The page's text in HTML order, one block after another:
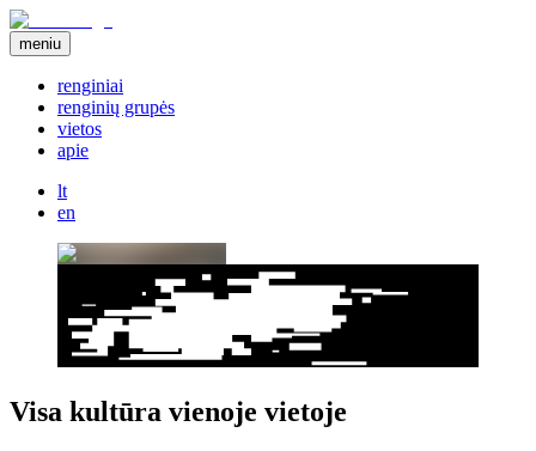
meniu
renginiai
renginių grupės
vietos
apie
lt
en
Visa kultūra vienoje vietoje